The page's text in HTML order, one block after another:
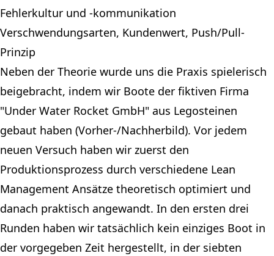
Fehlerkultur und -kommunikation
Verschwendungsarten, Kundenwert, Push/Pull-
Prinzip
Neben der Theorie wurde uns die Praxis spielerisch
beigebracht, indem wir Boote der fiktiven Firma
"Under Water Rocket GmbH" aus Legosteinen
gebaut haben (Vorher-/Nachherbild). Vor jedem
neuen Versuch haben wir zuerst den
Produktionsprozess durch verschiedene Lean
Management Ansätze theoretisch optimiert und
danach praktisch angewandt. In den ersten drei
Runden haben wir tatsächlich kein einziges Boot in
der vorgegeben Zeit hergestellt, in der siebten